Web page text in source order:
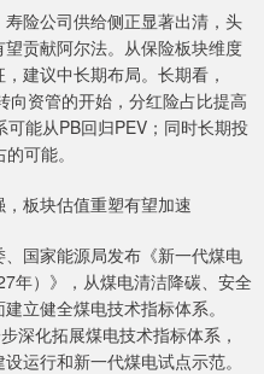
险公司供给侧正显著出清，头
贡献阿尔法。从保险板块维度
建议中长期布局。长期看，
向资管的开始，分红险占比提高
能从PB回归PEV；同时长期投
可能。
板块估值重塑有望加速
国家能源局发布《新一代煤电
年）》，从煤电清洁降碳、安全
立健全煤电技术指标体系。
深化拓展煤电技术指标体系，
运行和新一代煤电试点示范。